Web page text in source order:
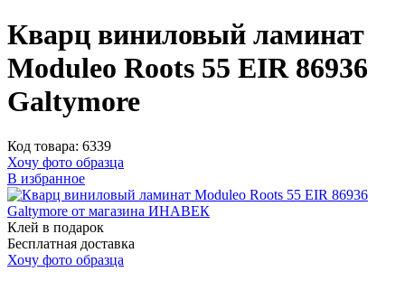
Кварц виниловый ламинат
Moduleo Roots 55 EIR 86936
Galtymore
Код товара: 6339
Хочу фото образца
В избранное
Клей в подарок
Бесплатная доставка
Хочу фото образца